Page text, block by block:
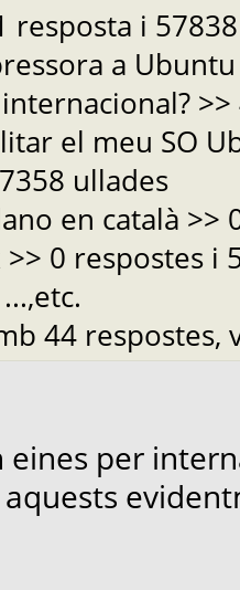
resposta i
a
el meu SO
ullades
en català >>
0 respostes i
44 respostes,
eines per